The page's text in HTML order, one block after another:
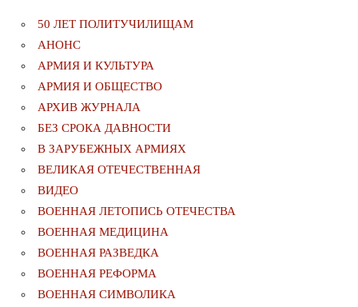
50 ЛЕТ ПОЛИТУЧИЛИЩАМ
АНОНС
АРМИЯ И КУЛЬТУРА
АРМИЯ И ОБЩЕСТВО
АРХИВ ЖУРНАЛА
БЕЗ СРОКА ДАВНОСТИ
В ЗАРУБЕЖНЫХ АРМИЯХ
ВЕЛИКАЯ ОТЕЧЕСТВЕННАЯ
ВИДЕО
ВОЕННАЯ ЛЕТОПИСЬ ОТЕЧЕСТВА
ВОЕННАЯ МЕДИЦИНА
ВОЕННАЯ РАЗВЕДКА
ВОЕННАЯ РЕФОРМА
ВОЕННАЯ СИМВОЛИКА